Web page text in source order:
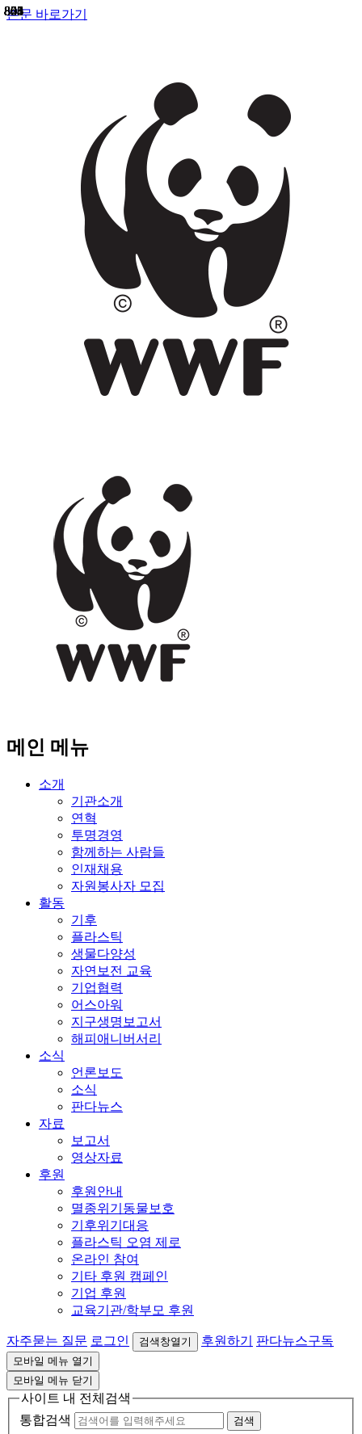
본문 바로가기
메인 메뉴
소개
기관소개
연혁
투명경영
함께하는 사람들
인재채용
자원봉사자 모집
활동
기후
플라스틱
생물다양성
자연보전 교육
기업협력
어스아워
지구생명보고서
해피애니버서리
소식
언론보도
소식
판다뉴스
자료
보고서
영상자료
후원
후원안내
멸종위기동물보호
기후위기대응
플라스틱 오염 제로
온라인 참여
기타 후원 캠페인
기업 후원
교육기관/학부모 후원
자주묻는 질문 로그인 검색창열기 후원하기 판다뉴스구독
모바일 메뉴 열기
모바일 메뉴 닫기
사이트 내 전체검색
통합검색
검색
858
855
841
823
803
800
805
804